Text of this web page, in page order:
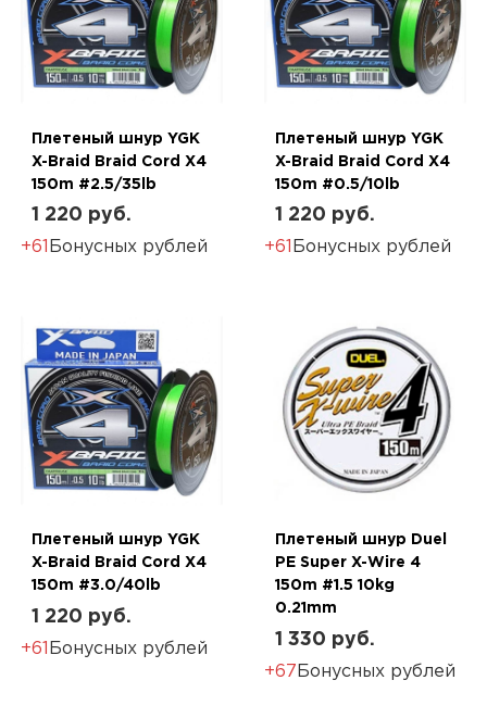
Плетеный шнур YGK
X-Braid Braid Cord X4
150m #2.5/35lb
1 220 руб.
+61 Бонусных рублей
Плетеный шнур YGK
X-Braid Braid Cord X4
150m #0.5/10lb
1 220 руб.
+61 Бонусных рублей
Плетеный шнур YGK
X-Braid Braid Cord X4
150m #3.0/40lb
1 220 руб.
+61 Бонусных рублей
Плетеный шнур Duel
PE Super X-Wire 4
150m #1.5 10kg
0.21mm
1 330 руб.
+67 Бонусных рублей